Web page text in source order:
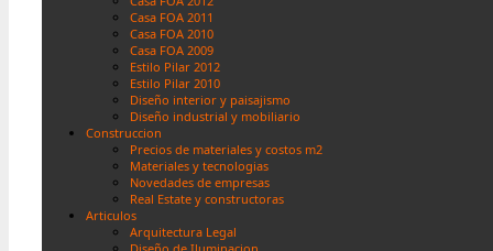
Casa FOA 2011
Casa FOA 2010
Casa FOA 2009
Estilo Pilar 2012
Estilo Pilar 2010
Diseño interior y paisajismo
Diseño industrial y mobiliario
Construccion
Precios de materiales y costos m2
Materiales y tecnologias
Novedades de empresas
Real Estate y constructoras
Articulos
Arquitectura Legal